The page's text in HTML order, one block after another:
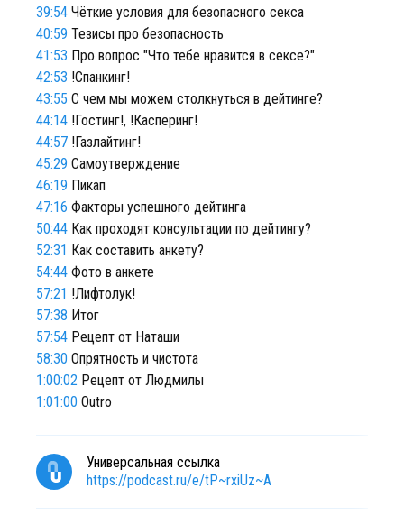
39:54 Чёткие условия для безопасного секса
40:59 Тезисы про безопасность
41:53 Про вопрос "Что тебе нравится в сексе?"
42:53 !Спанкинг!
43:55 С чем мы можем столкнуться в дейтинге?
44:14 !Гостинг!, !Касперинг!
44:57 !Газлайтинг!
45:29 Самоутверждение
46:19 Пикап
47:16 Факторы успешного дейтинга
50:44 Как проходят консультации по дейтингу?
52:31 Как составить анкету?
54:44 Фото в анкете
57:21 !Лифтолук!
57:38 Итог
57:54 Рецепт от Наташи
58:30 Опрятность и чистота
1:00:02 Рецепт от Людмилы
1:01:00 Outro
Универсальная ссылка
https://podcast.ru/e/tP~rxiUz~A